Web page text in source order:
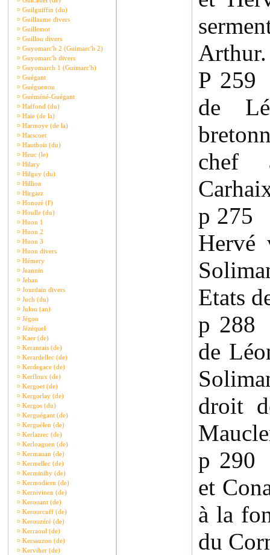
¤ Guilguiffin (du)
¤ Guillaume divers
¤ Guillemot
¤ Guillou divers
¤ Guyomarc'h 2 (Guimarc'h 2)
¤ Guyomarc'h divers
¤ Guyomarch 1 (Guimarc'h)
¤ Guégant
¤ Guéguenou
¤ Guéméné-Guégant
¤ Haffond (du)
¤ Haie (de la)
¤ Harmoye (de la)
¤ Harscoet
¤ Hautbois (du)
¤ Heuc (le)
¤ Hilary
¤ Hilguy (du)
¤ Hillion
¤ Hirgarz
¤ Honoré (l')
¤ Houlle (du)
¤ Huon 1
¤ Huon 2
¤ Huon 3
¤ Huon divers
¤ Hémery
¤ Jeannin
¤ Jehan
¤ Jourdain divers
¤ Juch (du)
¤ Julou (an)
¤ Jégou
¤ Jézéquel
¤ Kaer (de)
¤ Keranrais (de)
¤ Kerardellec (de)
¤ Kerdegace (de)
¤ Kerfloux (de)
¤ Kergoet (de)
¤ Kergorlay (de)
¤ Kergos (du)
¤ Kerguégant (de)
¤ Kerguélen (de)
¤ Kerlazrec (de)
¤ Kerloaguen (de)
¤ Kermauan (de)
¤ Kermellec (de)
¤ Kerminihy (de)
¤ Kermodiern (de)
¤ Kernivinen (de)
¤ Kerouant (de)
¤ Kerourcuff (de)
¤ Kerouzéré (de)
¤ Kerraoul (de)
¤ Kersauzon (de)
¤ Kerviher (de)
Arthur.
P
de
chef
p 275
Hervé
Etats
p 288
de
droit
p 290
et
à la
du